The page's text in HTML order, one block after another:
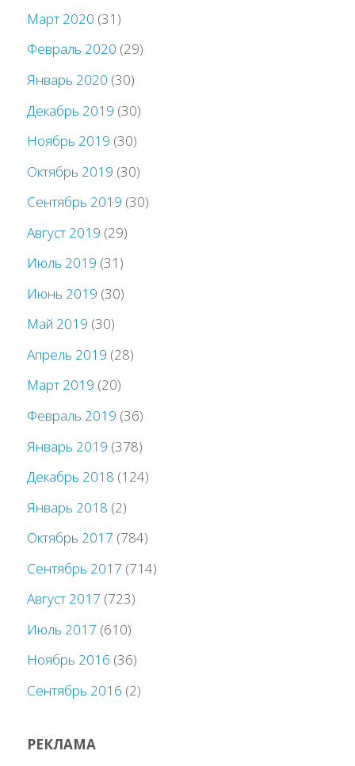
Март 2020 (31)
Февраль 2020 (29)
Январь 2020 (30)
Декабрь 2019 (30)
Ноябрь 2019 (30)
Октябрь 2019 (30)
Сентябрь 2019 (30)
Август 2019 (29)
Июль 2019 (31)
Июнь 2019 (30)
Май 2019 (30)
Апрель 2019 (28)
Март 2019 (20)
Февраль 2019 (36)
Январь 2019 (378)
Декабрь 2018 (124)
Январь 2018 (2)
Октябрь 2017 (784)
Сентябрь 2017 (714)
Август 2017 (723)
Июль 2017 (610)
Ноябрь 2016 (36)
Сентябрь 2016 (2)
РЕКЛАМА